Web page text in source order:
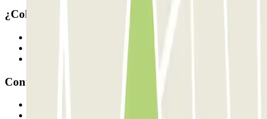
¿Colaboramos?
Contacto